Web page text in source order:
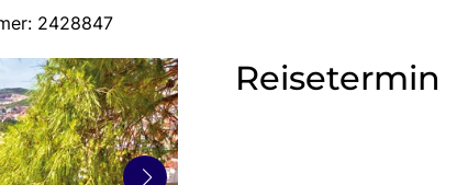
2428847
Reisetermin